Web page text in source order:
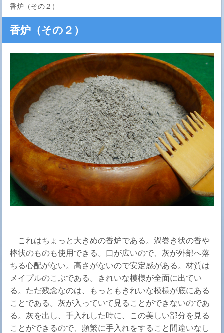
香炉（その２）
香炉（その２）
これはちょっと大きめの香炉である。渦巻き状の香や
棒状のものも使用できる。口が広いので、灰が外部へ落
ちる心配がない。高さがないので安定感がある。材質は
メイプルのこぶである。きれいな模様が全面に出てい
る。ただ残念なのは、もっともきれいな模様が底にある
ことである。灰が入っていて見ることができないのであ
る。灰を出し、手入れした時に、この美しい部分を見る
ことができるので、頻繁に手入れをすること間違いなし